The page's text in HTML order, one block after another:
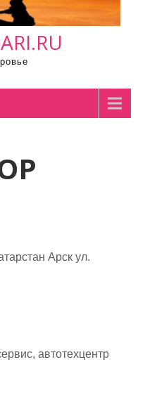
Арск ул.
автотехцентр